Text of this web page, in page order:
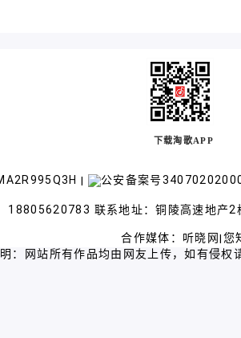
下载淘歌APP
| 公安备案号
18805620783 联系地址：铜陵高速地产2
合作媒体： 听晓网| 您
：网站所有作品均由网友上传，如有侵权